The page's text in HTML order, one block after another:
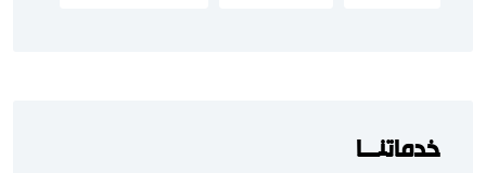
خدماتنـــا